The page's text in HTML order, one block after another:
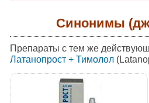
Синонимы
Препараты с тем же
Латанопрост + Тимолол